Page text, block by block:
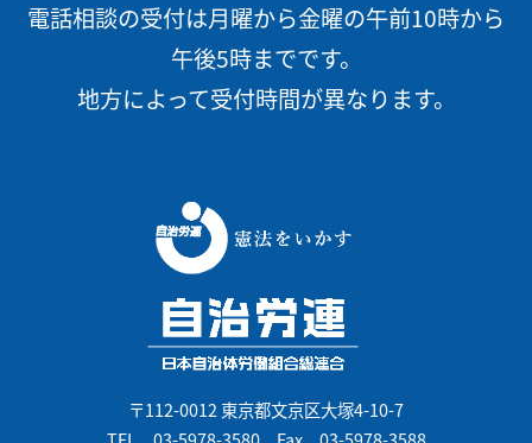
電話相談の受付は月曜から金曜の午前10時から
午後5時までです。
地方によって受付時間が異なります。
〒112-0012 東京都文京区大塚4-10-7